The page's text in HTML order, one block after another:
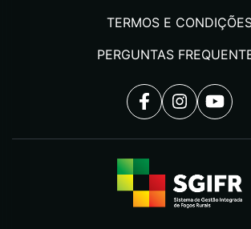
TERMOS E
PERGUNTAS